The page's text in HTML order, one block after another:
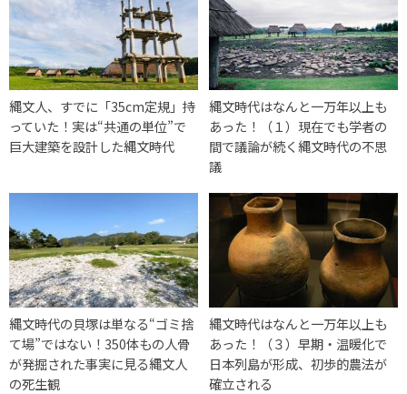
縄文人、すでに「35cm定規」持
っていた！実は“共通の単位”で
巨大建築を設計した縄文時代
縄文時代はなんと一万年以上も
あった！（１）現在でも学者の
間で議論が続く縄文時代の不思
議
縄文時代の貝塚は単なる“ゴミ捨
て場”ではない！350体もの人骨
が発掘された事実に見る縄文人
の死生観
縄文時代はなんと一万年以上も
あった！（３）早期・温暖化で
日本列島が形成、初歩的農法が
確立される